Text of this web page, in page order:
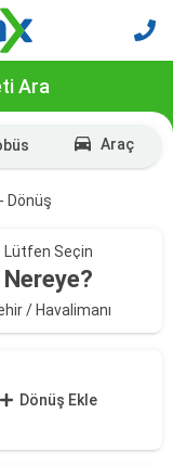
Ara
Araç
Dönüş
Lütfen Seçin
Nereye?
/ Havalimanı
Dönüş Ekle